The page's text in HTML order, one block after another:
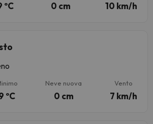
ºC 0 cm 10 km/h
ºC
Neve nuova
0 cm
Vento
7 km/h